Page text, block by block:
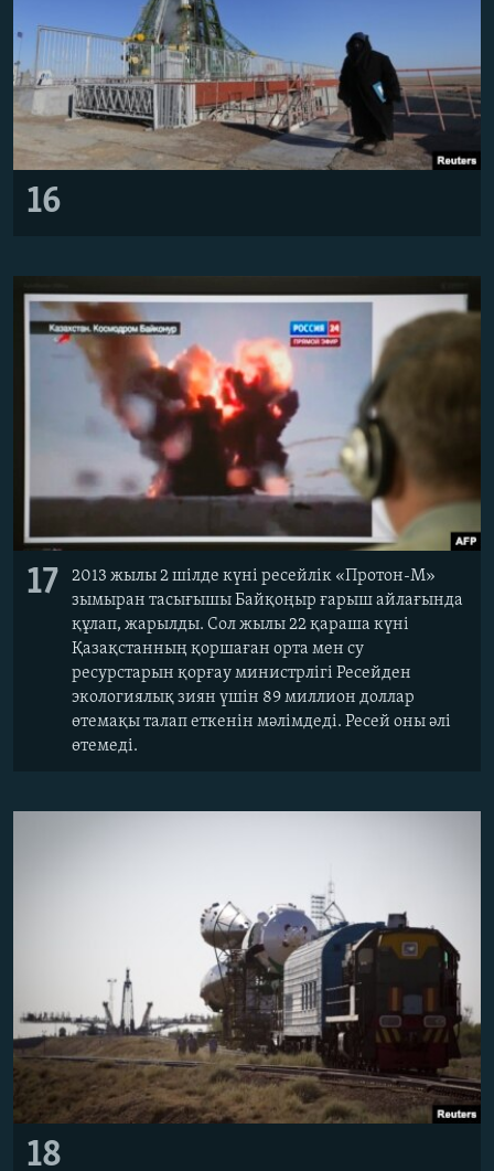
16
17
2013 жылы 2 шілде күні ресейлік «Протон-М»
зымыран тасығышы Байқоңыр ғарыш айлағында
құлап, жарылды. Сол жылы 22 қараша күні
Қазақстанның қоршаған орта мен су
ресурстарын қорғау министрлігі Ресейден
экологиялық зиян үшін 89 миллион доллар
өтемақы талап еткенін мәлімдеді. Ресей оны әлі
өтемеді.
18